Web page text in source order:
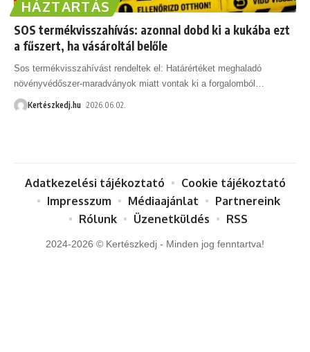
HÁZTARTÁS
SOS termékvisszahívás: azonnal dobd ki a kukába ezt
a fűszert, ha vásároltál belőle
Sos termékvisszahívást rendeltek el: Határértéket meghaladó
növényvédőszer-maradványok miatt vontak ki a forgalomból
Kertészkedj.hu 2026.06.02.
2024-2026 © Kertészkedj - Minden jog fenntartva!
Adatkezelési tájékoztató
Cookie tájékoztató
Impresszum
Médiaajánlat
Partnereink
Rólunk
Üzenetküldés RSS